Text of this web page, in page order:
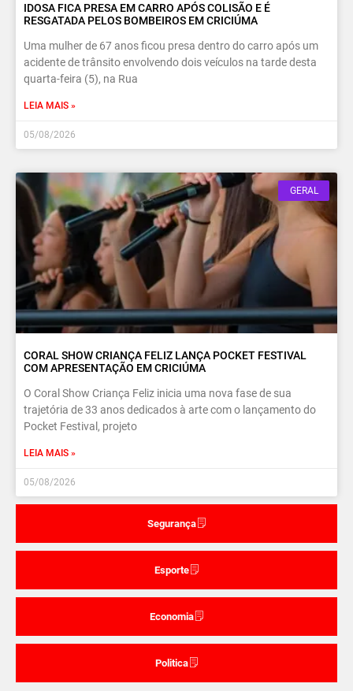
Segurança
Esporte
Economia
Politica
IDOSA FICA PRESA EM CARRO APÓS COLISÃO E É
RESGATADA PELOS BOMBEIROS EM CRICIÚMA
Uma mulher de 67 anos ficou presa dentro do carro após um
acidente de trânsito envolvendo dois veículos na tarde desta
quarta-feira (5), na Rua
LEIA MAIS »
05/08/2026
GERAL
CORAL SHOW CRIANÇA FELIZ LANÇA POCKET FESTIVAL
COM APRESENTAÇÃO EM CRICIÚMA
O Coral Show Criança Feliz inicia uma nova fase de sua
trajetória de 33 anos dedicados à arte com o lançamento do
Pocket Festival, projeto
LEIA MAIS »
05/08/2026